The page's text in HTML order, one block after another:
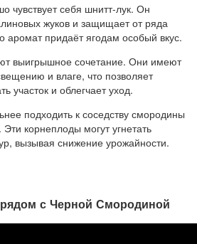
чувствует себя шнитт-лук. Он
жуков и защищает от ряда
аромат придаёт ягодам особый вкус.
выигрышное сочетание. Они имеют
и влаге, что позволяет
участок и облегчает уход.
подходить к соседству смородины
корнеплоды могут угнетать
вызывая снижение урожайности.
с Черной Смородиной